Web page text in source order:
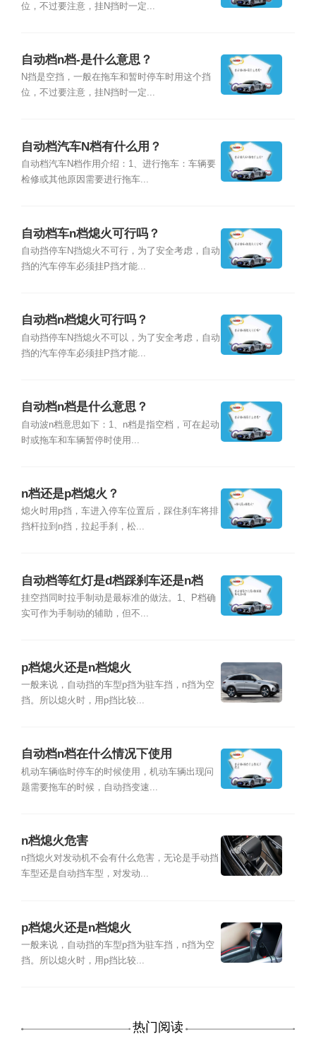
位，不过要注意，挂N挡时一定...
自动档n档-是什么意思？
N挡是空挡，一般在拖车和暂时停车时用这个挡
位，不过要注意，挂N挡时一定...
自动档汽车N档有什么用？
自动档汽车N档作用介绍：1、进行拖车：车辆要
检修或其他原因需要进行拖车...
自动档车n档熄火可行吗？
自动挡停车N挡熄火不可行，为了安全考虑，自动
挡的汽车停车必须挂P挡才能...
自动档n档熄火可行吗？
自动挡停车N挡熄火不可以，为了安全考虑，自动
挡的汽车停车必须挂P挡才能...
自动档n档是什么意思？
自动波n档意思如下：1、n档是指空档，可在起动
时或拖车和车辆暂停时使用...
n档还是p档熄火？
熄火时用p挡，车进入停车位置后，踩住刹车将排
挡杆拉到n挡，拉起手刹，松...
自动档等红灯是d档踩刹车还是n档
挂空挡同时拉手制动是最标准的做法。1、P档确
实可作为手制动的辅助，但不...
p档熄火还是n档熄火
一般来说，自动挡的车型p挡为驻车挡，n挡为空
挡。所以熄火时，用p挡比较...
自动档n档在什么情况下使用
机动车辆临时停车的时候使用，机动车辆出现问
题需要拖车的时候，自动挡变速...
n档熄火危害
n挡熄火对发动机不会有什么危害，无论是手动挡
车型还是自动挡车型，对发动...
p档熄火还是n档熄火
一般来说，自动挡的车型p挡为驻车挡，n挡为空
挡。所以熄火时，用p挡比较...
热门阅读